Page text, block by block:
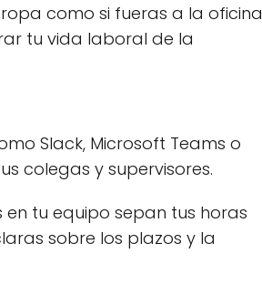
como si fueras a la oficina
tu vida laboral de la
Slack, Microsoft Teams o
colegas y supervisores.
tu equipo sepan tus horas
sobre los plazos y la